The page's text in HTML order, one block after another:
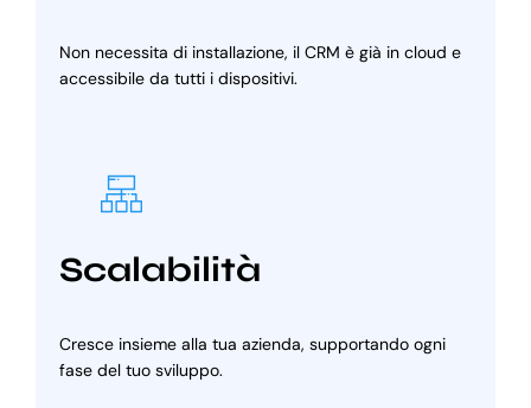
Non necessita di installazione, il CRM è già in cloud e
accessibile da tutti i dispositivi.
Scalabilità
Cresce insieme alla tua azienda, supportando ogni
fase del tuo sviluppo.